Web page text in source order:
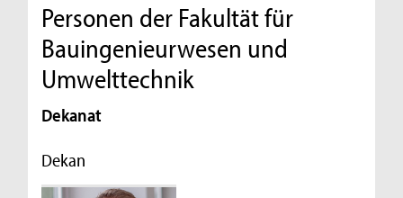
Personen der Fakultät für
Bauingenieurwesen und
Umwelttechnik
Dekanat
Dekan